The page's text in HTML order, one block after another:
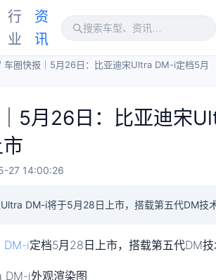
行
业
资
讯
车圈快报｜5月26日：比亚迪宋Ultra DM-i定档5月
5月26日：比亚迪宋
27 14:00:26
DM-i将于5月28日上市，搭载第五代DM技
DM-i定档5月28日上市，搭载第五代DM